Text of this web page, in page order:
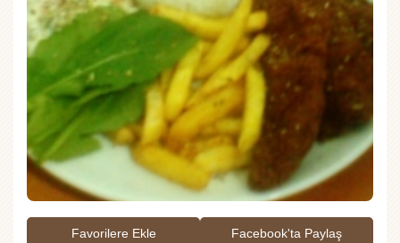
Favorilere Ekle Facebook'ta Paylaş